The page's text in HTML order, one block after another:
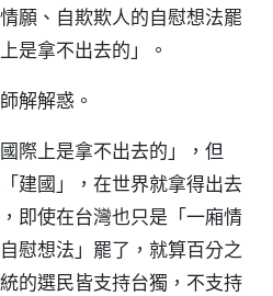
願、自欺欺人的自慰想法罷
是拿不出去的」。
解解惑。
際上是拿不出去的」，但
建國」，在世界就拿得出去
即使在台灣也只是「一廂情
慰想法」罷了，就算百分之
的選民皆支持台獨，不支持